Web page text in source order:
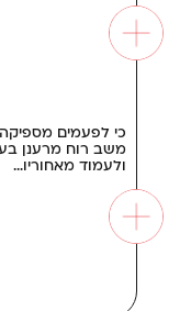
כי לפעמים
משב רוח מרענן
ולעמוד מאחוריו…